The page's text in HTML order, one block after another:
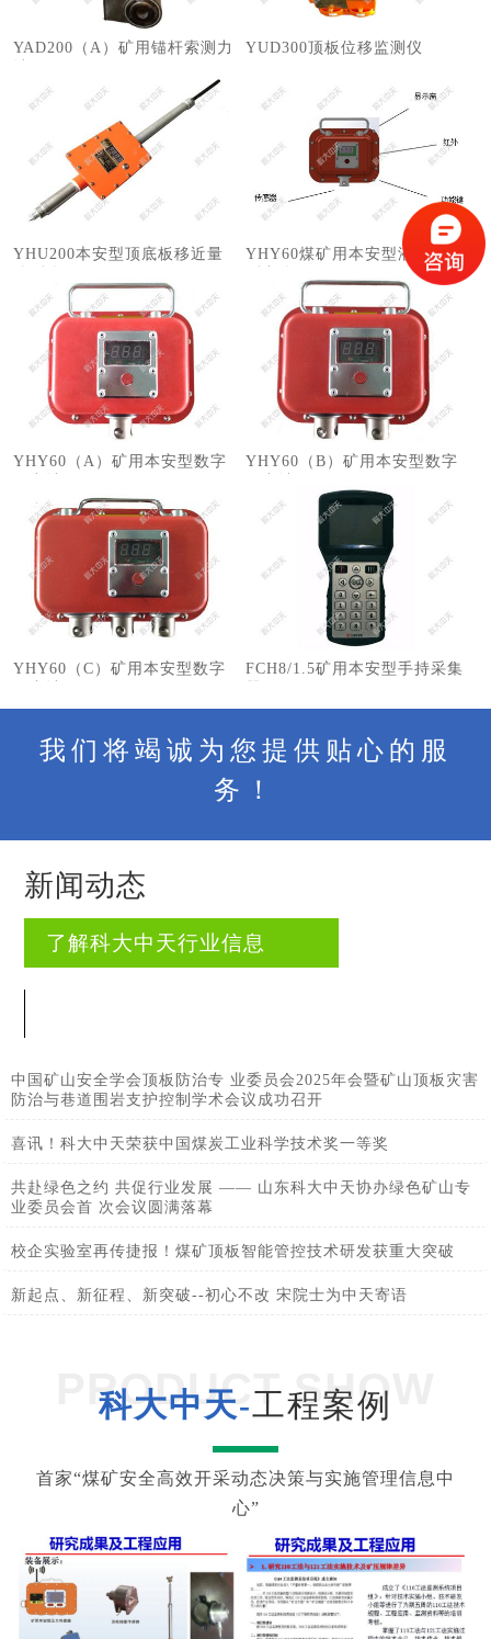
YAD200（A）矿用锚杆索测力
​YUD300顶板位移监测仪
YHU200本安型顶底板移近量
YHY60煤矿用本安型液压支架
YHY60（A）矿用本安型数字
YHY60（B）矿用本安型数字
YHY60（C）矿用本安型数字
FCH8/1.5矿用本安型手持采集
我们将竭诚为您提供贴心的服
务！
新闻动态
了解科大中天行业信息
中国矿山安全学会顶板防治专 业委员会2025年会暨矿山顶板灾害
防治与巷道围岩支护控制学术会议成功召开
喜讯！科大中天荣获中国煤炭工业科学技术奖一等奖
共赴绿色之约 共促行业发展 —— 山东科大中天协办绿色矿山专
业委员会首 次会议圆满落幕
校企实验室再传捷报！煤矿顶板智能管控技术研发获重大突破
新起点、新征程、新突破--初心不改 宋院士为中天寄语
PRODUCT SHOW
科大中天-工程案例
首家“煤矿安全高效开采动态决策与实施管理信息中
心”